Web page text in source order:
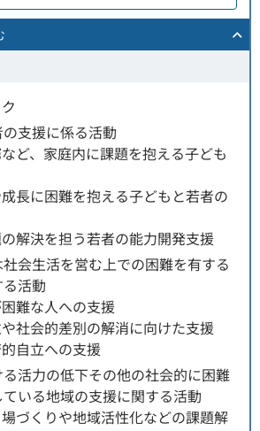
支援に係る活動
ど、家庭内に課題を抱える子ども
長に困難を抱える子どもと若者の
解決を担う若者の能力開発支援
会生活を営む上での困難を有する
活動
難な人への支援
社会的差別の解消に向けた支援
自立への支援
活力の低下その他の社会的に困難
いる地域の支援に関する活動
づくりや地域活性化などの課題解